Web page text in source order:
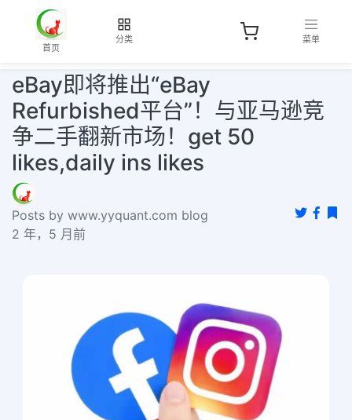
首页
分类 菜单
eBay即将推出“eBay
Refurbished平台”！与亚马逊竞
争二手翻新市场！get 50
likes,daily ins likes
Posts by www.yyquant.com blog
2 年，5 月前